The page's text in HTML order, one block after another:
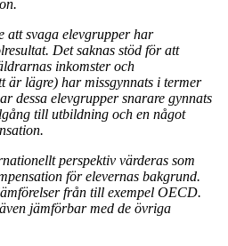
att svaga elevgrupper har
Det saknas stöd för att
inkomster och
är lägre) har missgynnats i termer
dessa elevgrupper snarare gynnats
till utbildning och en något
perspektiv värderas som
för elevernas bakgrund.
från till exempel OECD.
jämförbar med de övriga